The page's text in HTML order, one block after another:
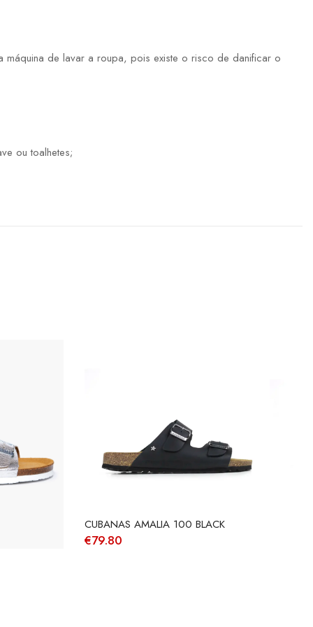
máquina de lavar a roupa, pois existe o risco de danificar o
ou toalhetes;
CUBANAS AMALIA 100 BLACK
€79.80